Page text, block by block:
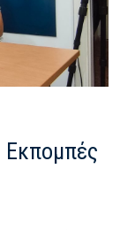
Εκπομπές